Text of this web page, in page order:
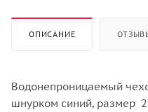
ОПИСАНИЕ
Водонепроницаемый
шнурком синий, размер